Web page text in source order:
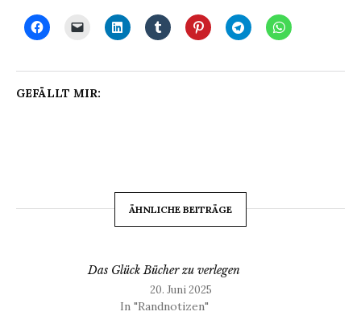
GEFÄLLT MIR:
ÄHNLICHE BEITRÄGE
Das Glück Bücher zu verlegen
20. Juni 2025
In "Randnotizen"